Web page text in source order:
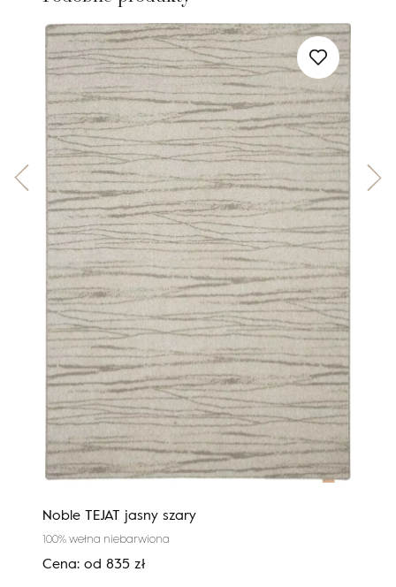
Noble TEJAT jasny szary
100% wełna niebarwiona
Cena: od 835 zł